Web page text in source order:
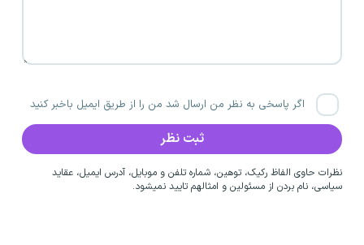
اگر پاسخی به نظر من ارسال شد من را از طریق ایمیل باخبر کنید
نظرات حاوی الفاظ رکیک، توهین، شماره تلفن و موبایل، آدرس ایمیل، عقاید
سیاسی، نام بردن از مسئولین و امثالهم تایید نمیشود.